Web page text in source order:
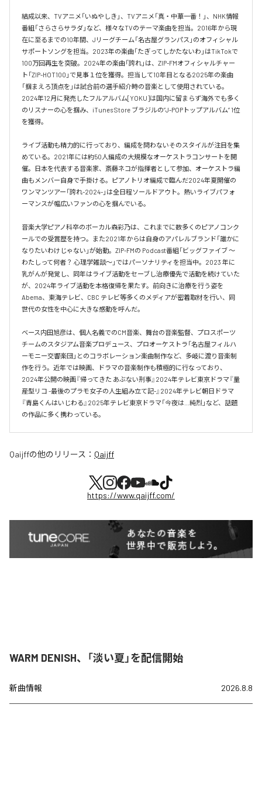
結成以来、TVアニメ「いぬやしき」、TVアニメ「真・中華一番！」、NHK情報
番組「さらさらサラダ」など、様々なTVのテーマ楽曲を担当。2016年から現
在に至るまでの10年間、Jリーグチーム「名古屋グランパス」のオフィシャル
サポートソングを担当。2023年の楽曲「たぎってしかたないわ」はTikTokで
100万回再生を突破。2024年の楽曲「誇れ」は、ZIP-FMオフィシャルチャー
ト「ZIP-HOT100」で見事１位を獲得。担当して10年目となる2025年の楽曲
「掴まえろ頂点を」は試合前の選手紹介時の音楽として使用されている。
2024年12月に発売したフルアルバム[YOKU]は国内に留まらず海外でも多く
のリスナーの心を掴み、iTunes Store ブラジルの”J-POPトップアルバム” 1位
を獲得。
ライブ活動も精力的に行っており、編成を問わないそのスタイルが注目を集
めている。2021年には約50人編成の大規模なオーケストラコンサートを開
催。日本を代表する音楽家、斎藤ネコが指揮者として参加、オーケストラ編
曲もメンバー自身で手掛ける。ピアノトリオ編成で臨んだ2024年夏開催の
ワンマンツアー「誇れ-2024-」は全日程ソールドアウト。熱いライブパフォ
ーマンスが幅広いファンの心を掴んでいる。
音楽大学ピアノ科卒のボーカル森彩乃は、これまでに数多くのピアノコンク
ールでの受賞歴を持つ。また2021年からは自身のアパレルブランド「誰かに
なりたいわけじゃない」が始動。ZIP-FMの Podcast番組「ビッグファイブ 〜
わたしって何者？ 心理学雑談〜」ではパーソナリティを担当中。2023 年に
乳がんが発覚し、同年はライブ活動をセーブし治療優先で活動を続けていた
が、2024年ライブ活動を本格復帰を果たす。前向きに治療を行う姿を
Abema、東海テレビ、CBC テレビ等多くのメディアが密着取材を行い、同
世代の女性を中心に大きな感動を呼んだ。
ベース内田旭彦は、個人名義でのCM音楽、舞台の音楽監督、プロスポーツ
チームのスタジアム音楽プロデュース、プロオーケストラ「名古屋フィルハ
ーモニー交響楽団」とのコラボレーション楽曲制作など、多岐に渡り音楽制
作を行う。近年では映画、ドラマの音楽制作も積極的に行なっており、
2024年公開の映画『帰ってきた あぶない刑事』2024年テレビ東京ドラマ『量
産型リコ -最後のプラモ女子の人生組み立て記-』2024年テレビ朝日ドラマ
『青島くんはいじわる』2025年テレビ東京ドラマ「今夜は…純烈」など、話題
の作品に多く携わっている。
Qaijffの他のリリース： Qaijff
https://www.qaijff.com/
WARM DENISH、「淡い夏」を配信開始
新曲情報 2026.8.8